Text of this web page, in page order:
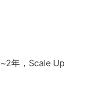
年，Scale Up